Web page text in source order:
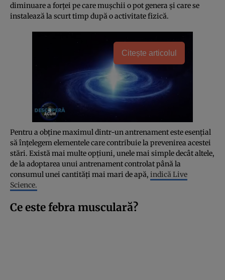
diminuare a forței pe care mușchii o pot genera și care se
instalează la scurt timp după o activitate fizică.
Citește articolul
Pentru a obține maximul dintr-un antrenament este esențial
să înțelegem elementele care contribuie la prevenirea acestei
stări. Există mai multe opțiuni, unele mai simple decât altele,
de la adoptarea unui antrenament controlat până la
consumul unei cantități mai mari de apă, indică Live
Science.
Ce este febra musculară?